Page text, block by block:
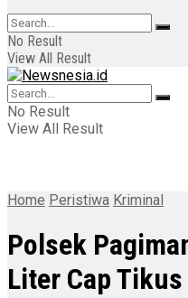
No Result
View All Result
No Result
View All Result
Home Peristiwa Kriminal
Polsek
Liter Cap Tikus